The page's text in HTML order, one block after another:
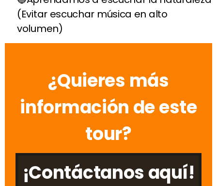
(Evitar escuchar música en alto
volumen)
¿Quieres más
información de este
tour?
¡Contáctanos aquí!